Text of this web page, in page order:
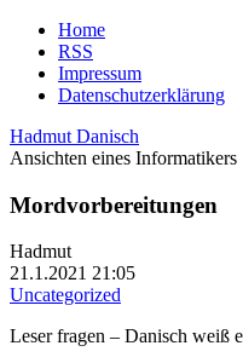
Home
RSS
Impressum
Datenschutzerklärung
Hadmut Danisch
Ansichten eines Informatikers
Mordvorbereitungen
Hadmut
21.1.2021 21:05
Uncategorized
Leser fragen – Danisch weiß